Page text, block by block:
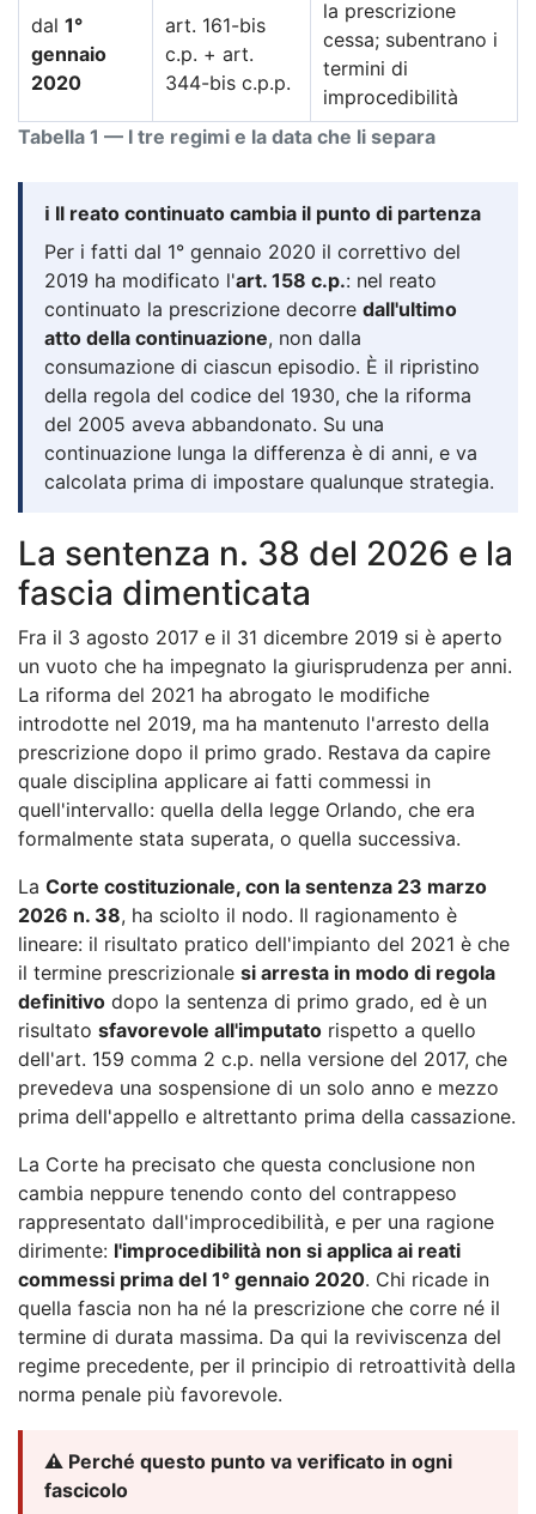
Tabella 1 — I tre regimi e la data che li separa
dal 1°
gennaio
2020
art. 161-bis
c.p. + art.
344-bis c.p.p.
la prescrizione
cessa; subentrano i
termini di
improcedibilità
ℹ️ Il reato continuato cambia il punto di partenza
Per i fatti dal 1° gennaio 2020 il correttivo del
2019 ha modificato l'art. 158 c.p.: nel reato
continuato la prescrizione decorre dall'ultimo
atto della continuazione, non dalla
consumazione di ciascun episodio. È il ripristino
della regola del codice del 1930, che la riforma
del 2005 aveva abbandonato. Su una
continuazione lunga la differenza è di anni, e va
calcolata prima di impostare qualunque strategia.
La sentenza n. 38 del 2026 e la
fascia dimenticata
Fra il 3 agosto 2017 e il 31 dicembre 2019 si è aperto
un vuoto che ha impegnato la giurisprudenza per anni.
La riforma del 2021 ha abrogato le modifiche
introdotte nel 2019, ma ha mantenuto l'arresto della
prescrizione dopo il primo grado. Restava da capire
quale disciplina applicare ai fatti commessi in
quell'intervallo: quella della legge Orlando, che era
formalmente stata superata, o quella successiva.
La Corte costituzionale, con la sentenza 23 marzo
2026 n. 38, ha sciolto il nodo. Il ragionamento è
lineare: il risultato pratico dell'impianto del 2021 è che
il termine prescrizionale si arresta in modo di regola
definitivo dopo la sentenza di primo grado, ed è un
risultato sfavorevole all'imputato rispetto a quello
dell'art. 159 comma 2 c.p. nella versione del 2017, che
prevedeva una sospensione di un solo anno e mezzo
prima dell'appello e altrettanto prima della cassazione.
La Corte ha precisato che questa conclusione non
cambia neppure tenendo conto del contrappeso
rappresentato dall'improcedibilità, e per una ragione
dirimente: l'improcedibilità non si applica ai reati
commessi prima del 1° gennaio 2020. Chi ricade in
quella fascia non ha né la prescrizione che corre né il
termine di durata massima. Da qui la reviviscenza del
regime precedente, per il principio di retroattività della
norma penale più favorevole.
⚠️ Perché questo punto va verificato in ogni
fascicolo